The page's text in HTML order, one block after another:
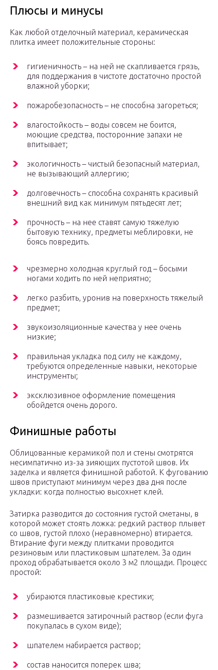
Плюсы и минусы
Как любой отделочный материал, керамическая
плитка имеет положительные стороны:
гигиеничность – на ней не скапливается грязь,
для поддержания в чистоте достаточно простой
влажной уборки;
пожаробезопасность – не способна загореться;
влагостойкость – воды совсем не боится,
моющие средства, посторонние запахи не
впитывает;
экологичность – чистый безопасный материал,
не вызывающий аллергию;
долговечность – способна сохранять красивый
внешний вид как минимум пятьдесят лет;
прочность – на нее ставят самую тяжелую
бытовую технику, предметы меблировки, не
боясь повредить.
чрезмерно холодная круглый год – босыми
ногами ходить по ней неприятно;
легко разбить, уронив на поверхность тяжелый
предмет;
звукоизоляционные качества у нее очень
низкие;
правильная укладка под силу не каждому,
требуются определенные навыки, некоторые
инструменты;
эксклюзивное оформление помещения
обойдется очень дорого.
Финишные работы
Облицованные керамикой пол и стены смотрятся
несимпатично из-за зияющих пустотой швов. Их
заделка и является финишной работой. К фугованию
швов приступают минимум через два дня после
укладки: когда полностью высохнет клей.
Затирка разводится до состояния густой сметаны, в
которой может стоять ложка: редкий раствор плывет
со швов, густой плохо (неравномерно) втирается.
Втирание фуги между плитками проводится
резиновым или пластиковым шпателем. За один
проход обрабатывается около 3 м2 площади. Процесс
простой:
убираются пластиковые крестики;
размешивается затирочный раствор (если фуга
покупалась в сухом виде);
шпателем набирается раствор;
состав наносится поперек шва;